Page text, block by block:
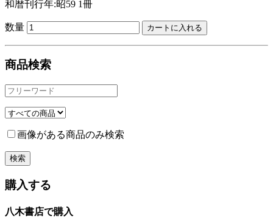
和暦刊行年:昭59 1冊
数量
商品検索
画像がある商品のみ検索
購入する
八木書店で購入